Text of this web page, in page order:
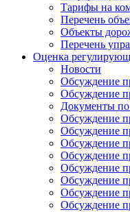
Тарифы на
Перечень
Объекты
Перечень
Оценка
Новости
Обсуждение
Обсуждение
Документы
Обсуждение
Обсуждение
Обсуждение
Обсуждение
Обсуждение
Обсуждение
Обсуждение
Обсуждение